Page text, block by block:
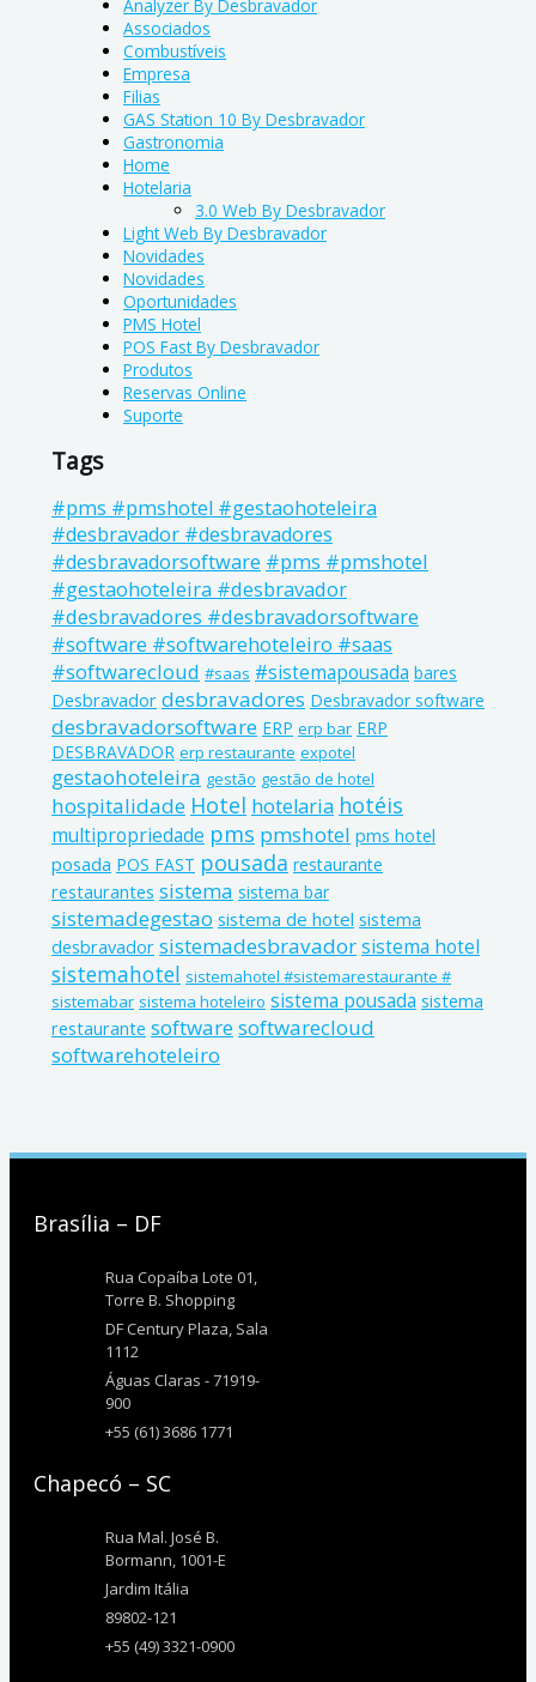
Analyzer By Desbravador
Associados
Combustíveis
Empresa
Filias
GAS Station 10 By Desbravador
Gastronomia
Home
Hotelaria
3.0 Web By Desbravador
Light Web By Desbravador
Novidades
Novidades
Oportunidades
PMS Hotel
POS Fast By Desbravador
Produtos
Reservas Online
Suporte
Tags
#pms #pmshotel #gestaohoteleira
#desbravador #desbravadores
#desbravadorsoftware #pms #pmshotel
#gestaohoteleira #desbravador
#desbravadores #desbravadorsoftware
#software #softwarehoteleiro #saas
#softwarecloud #saas #sistemapousada bares
Desbravador desbravadores Desbravador software
desbravadorsoftware ERP erp bar ERP
DESBRAVADOR erp restaurante expotel
gestaohoteleira gestão gestão de hotel
hospitalidade Hotel hotelaria hotéis
multipropriedade pms pmshotel pms hotel
posada POS FAST pousada restaurante
restaurantes sistema sistema bar
sistemadegestao sistema de hotel sistema
desbravador sistemadesbravadorsistema hotel
sistemahotel sistemahotel #sistemarestaurante #
sistemabar sistema hoteleiro sistema pousada sistema
restaurante softwaresoftwarecloud
softwarehoteleiro
Brasília – DF
Rua Copaíba Lote 01,
Torre B. Shopping
DF Century Plaza, Sala
1112
Águas Claras - 71919-
900
+55 (61) 3686 1771
Chapecó – SC
Rua Mal. José B.
Bormann, 1001-E
Jardim Itália
89802-121
+55 (49) 3321-0900